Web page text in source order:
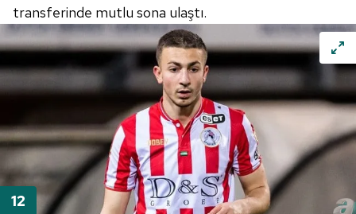
transferinde mutlu sona ulaştı.